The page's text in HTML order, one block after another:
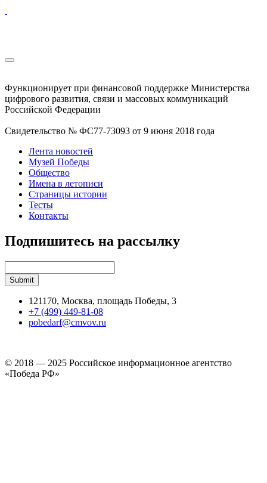
Функционирует при финансовой поддержке Министерства
цифрового развития, связи и массовых коммуникаций
Российской Федерации
Свидетельство № ФС77-73093 от 9 июня 2018 года
Лента новостей
Музей Победы
Общество
Имена в летописи
Страницы истории
Тесты
Контакты
Подпишитесь на рассылку
121170, Москва, площадь Победы, 3
+7 (499) 449-81-08
pobedarf@cmvov.ru
© 2018 — 2025 Российское информационное агентство
«Победа РФ»